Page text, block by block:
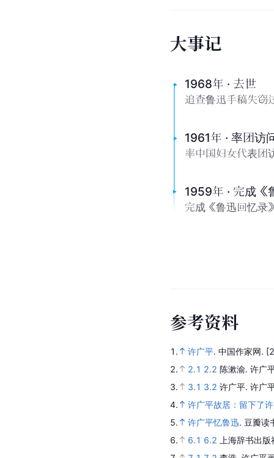
大事记
1968年 · 去世
追查鲁迅手稿失窃
1961年 · 率团访
率中国妇女代表团
1959年 · 完成《
完成《鲁迅回忆录
参考资料
1. 许广平. 中国作家网.
2.
2.1 2.2 陈漱渝. 许广
3.
3.1 3.2 许广平. 许广
4.
许广平故居：留下了
5.
许广平忆鲁迅. 豆瓣读
6.
6.1 6.2 上海辞书出